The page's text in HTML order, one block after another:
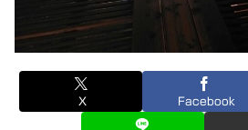
X Facebook